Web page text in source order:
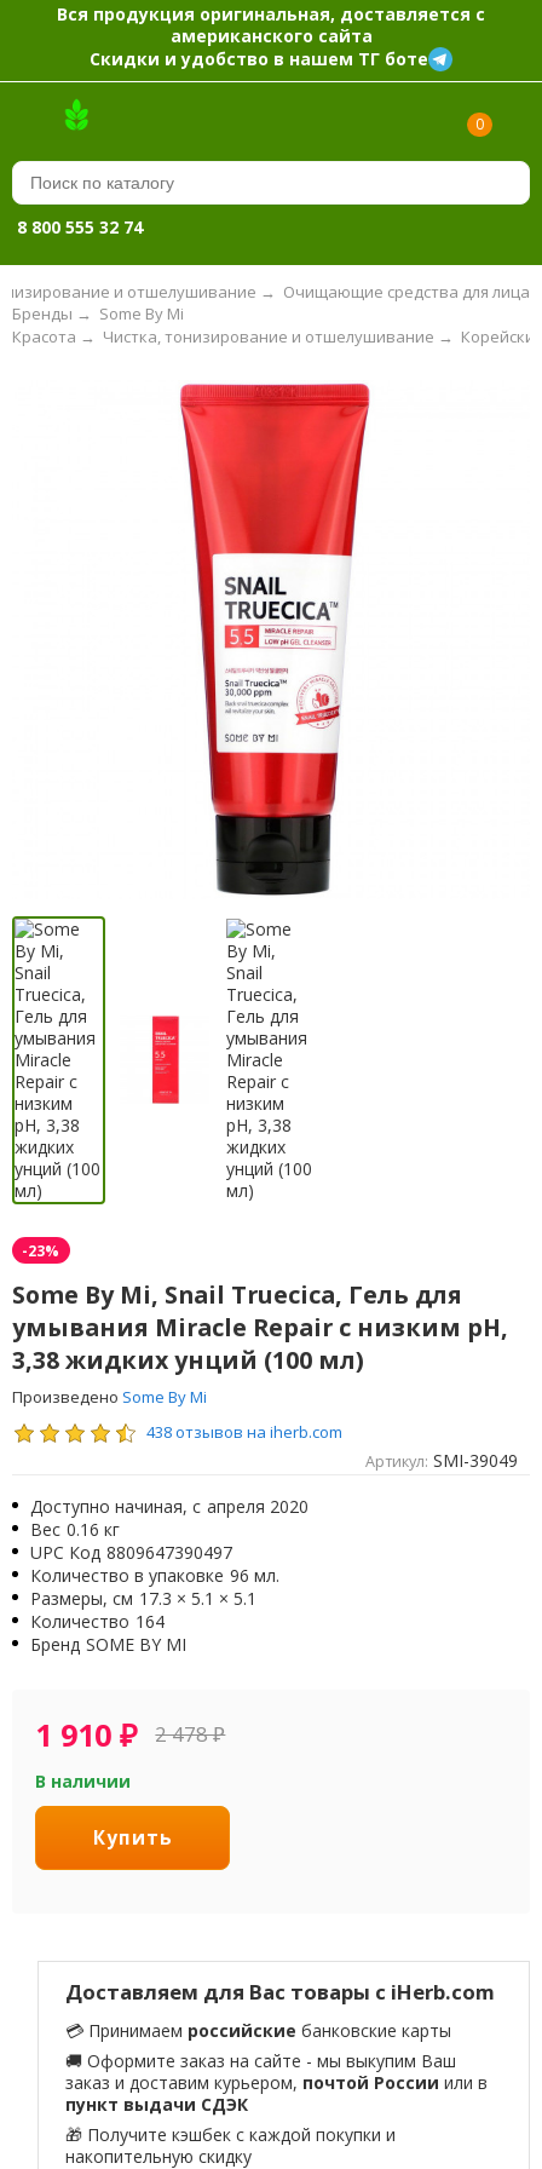
Вся продукция оригинальная, доставляется с
американского сайта
Скидки и удобство в нашем ТГ боте
0
8 800 555 32 74
и отшелушивание → Очищающие средства для лица
Some By Mi
Бренды →
Чистка, тонизирование и отшелушивание →
Красота →
-23%
Some By Mi, Snail Truecica, Гель для
умывания Miracle Repair с низким pH,
3,38 жидких унций (100 мл)
Произведено Some By Mi
438 отзывов на iherb.com
Артикул: SMI-39049
Доступно начиная, с апреля 2020
Вес 0.16 кг
UPC Код 8809647390497
Количество в упаковке 96 мл.
Размеры, см 17.3 × 5.1 × 5.1
Количество 164
Бренд SOME BY MI
1 910₽ 2 478₽
В наличии
Купить
Доставляем для Вас товары с iHerb.com
💳 Принимаем российские банковские карты
🚚 Оформите заказ на сайте - мы выкупим Ваш
заказ и доставим курьером, почтой России или в
пункт выдачи СДЭК
🎁 Получите кэшбек с каждой покупки и
накопительную скидку